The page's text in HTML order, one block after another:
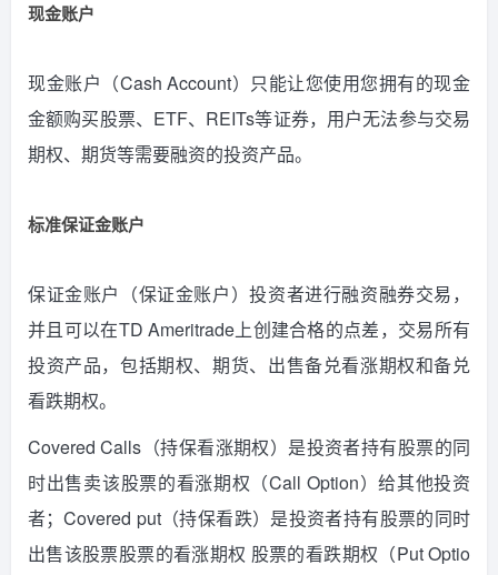
现金账户
现金账户（Cash Account）只能让您使用您拥有的现金
金额购买股票、ETF、REITs等证券，用户无法参与交易
期权、期货等需要融资的投资产品。
标准保证金账户
保证金账户（保证金账户）投资者进行融资融券交易，
并且可以在TD Ameritrade上创建合格的点差，交易所有
投资产品，包括期权、期货、出售备兑看涨期权和备兑
看跌期权。
Covered Calls（持保看涨期权）是投资者持有股票的同
时出售卖该股票的看涨期权（Call Option）给其他投资
者；Covered put（持保看跌）是投资者持有股票的同时
出售该股票股票的看涨期权 股票的看跌期权（Put Optio